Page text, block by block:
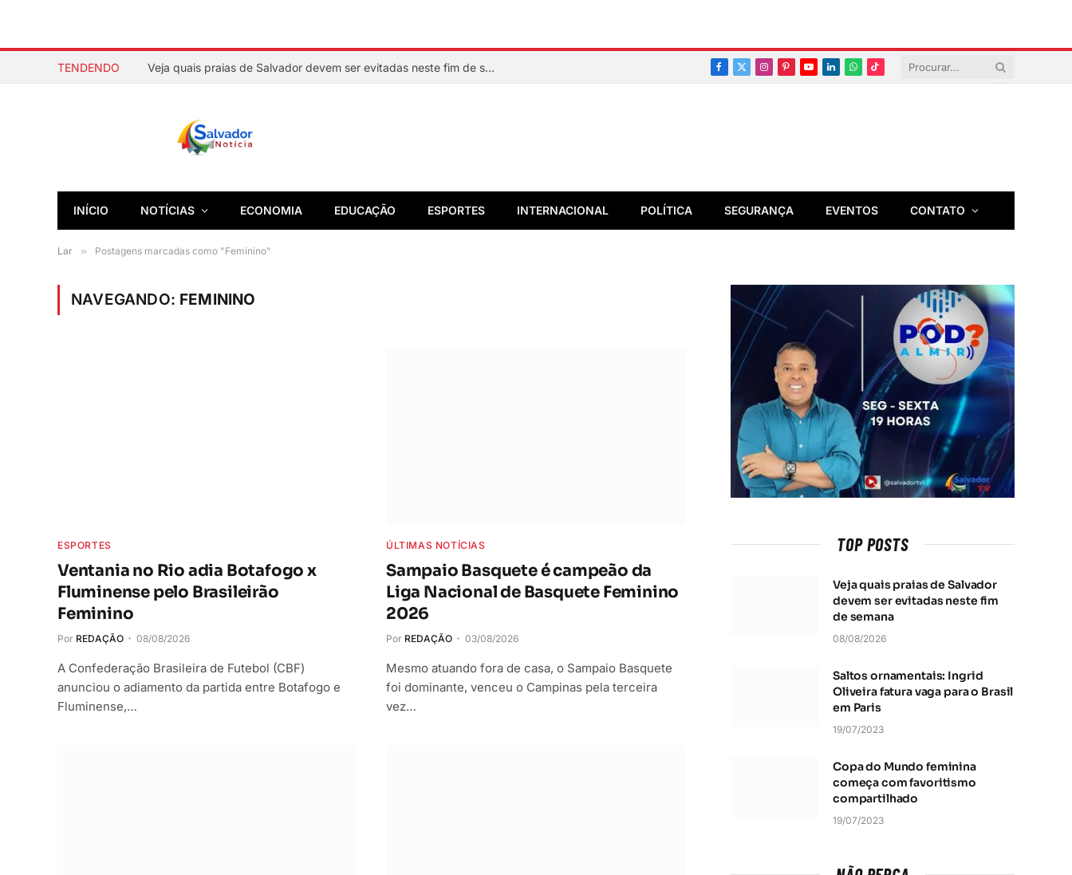
TENDENDO Veja quais praias de Salvador devem ser evitadas neste fim de semana
Facebook
X
Instagram
PinterestYouTubeLinkedInWhatsapp
TikTok
INÍCIO NOTÍCIAS ECONOMIA EDUCAÇÃO ESPORTES INTERNACIONAL POLÍTICA SEGURANÇA EVENTOS CONTATO
Lar » Postagens marcadas como "Feminino"
NAVEGANDO: FEMININO
ESPORTES
Ventania no Rio adia Botafogo x
Fluminense pelo Brasileirão
Feminino
Por REDAÇÃO 08/08/2026
A Confederação Brasileira de Futebol (CBF)
anunciou o adiamento da partida entre Botafogo e
Fluminense,…
ÚLTIMAS NOTÍCIAS
Sampaio Basquete é campeão da
Liga Nacional de Basquete Feminino
2026
Por REDAÇÃO 03/08/2026
Mesmo atuando fora de casa, o Sampaio Basquete
foi dominante, venceu o Campinas pela terceira
vez…
TOP POSTS
Veja quais praias de Salvador
devem ser evitadas neste fim
de semana
08/08/2026
Saltos ornamentais: Ingrid
Oliveira fatura vaga para o Brasil
em Paris
19/07/2023
Copa do Mundo feminina
começa com favoritismo
compartilhado
19/07/2023